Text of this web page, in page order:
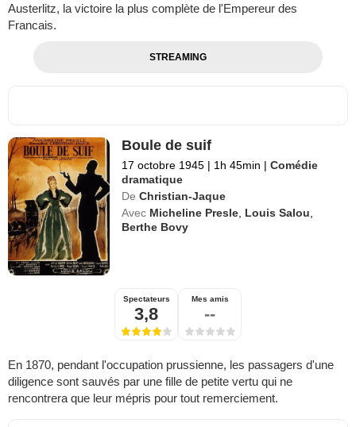
Austerlitz, la victoire la plus complète de l'Empereur des
Francais.
STREAMING
Boule de suif
17 octobre 1945 | 1h 45min | Comédie
dramatique
De Christian-Jaque
Avec Micheline Presle Louis Salou
Berthe Bovy
Spectateurs
3,8
Mes amis
--
En 1870, pendant l'occupation prussienne, les passagers d'une
diligence sont sauvés par une fille de petite vertu qui ne
rencontrera que leur mépris pour tout remerciement.